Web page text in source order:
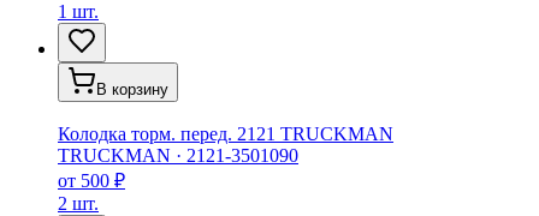
1 шт.
В корзину
Колодка торм. перед. 2121 TRUCKMAN
TRUCKMAN · 2121-3501090
от 500 ₽
2 шт.